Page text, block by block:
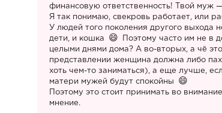
финансовую ответственность! Твой муж
Я так понимаю, свекровь работает, или
У людей того поколения другого выхода
дети, и кошка
Поэтому часто им не в
целыми днями дома? А во-вторых, а чё
представлении женщина должна либо
хоть чем-то заниматься), а еще лучше,
матери мужей будут спокойны
Поэтому это стоит принимать во
мнение.